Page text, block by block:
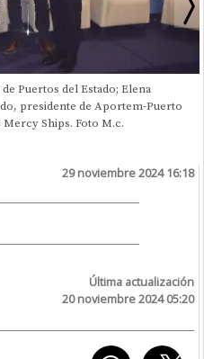
Puertos del Estado; Elena
presidente de Aportem-Puerto
Ships. Foto M.c.
29 noviembre 2024 16:18
Última actualización
20 noviembre 2024 05:20